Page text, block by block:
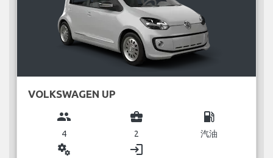
VOLKSWAGEN UP
group
4
business_center
2
local_gas_station
汽油
miscellaneous_services login